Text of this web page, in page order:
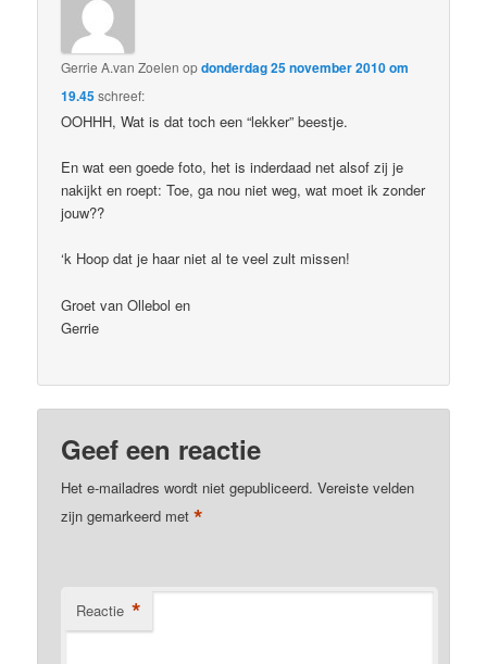
Gerrie A.van Zoelen opdonderdag 25 november 2010 om
19.45schreef:
OOHHH, Wat is dat toch een “lekker” beestje.
En wat een goede foto, het is inderdaad net alsof zij je
nakijkt en roept: Toe, ga nou niet weg, wat moet ik zonder
jouw??
‘k Hoop dat je haar niet al te veel zult missen!
Groet van Ollebol en
Gerrie
Geef een reactie
Het e-mailadres wordt niet gepubliceerd. Vereiste velden
zijn gemarkeerd met*
Reactie *